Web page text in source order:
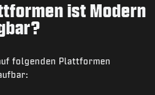
ist Modern
folgenden Plattformen